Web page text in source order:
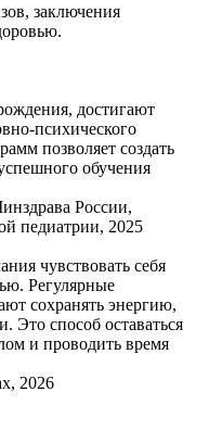
заключения
достигают
психического
позволяет создать
обучения
России,
педиатрии, 2025
чувствовать себя
Регулярные
сохранять энергию,
Это способ оставаться
и проводить время
2026